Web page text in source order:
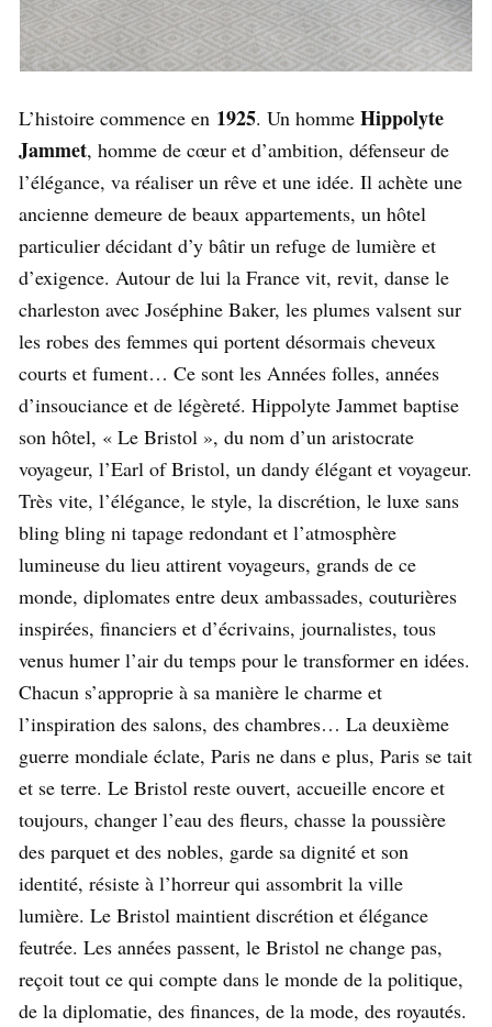
L’histoire commence en 1925. Un homme Hippolyte
Jammet, homme de cœur et d’ambition, défenseur de
l’élégance, va réaliser un rêve et une idée. Il achète une
ancienne demeure de beaux appartements, un hôtel
particulier décidant d’y bâtir un refuge de lumière et
d’exigence. Autour de lui la France vit, revit, danse le
charleston avec Joséphine Baker, les plumes valsent sur
les robes des femmes qui portent désormais cheveux
courts et fument… Ce sont les Années folles, années
d’insouciance et de légèreté. Hippolyte Jammet baptise
son hôtel, « Le Bristol », du nom d’un aristocrate
voyageur, l’Earl of Bristol, un dandy élégant et voyageur.
Très vite, l’élégance, le style, la discrétion, le luxe sans
bling bling ni tapage redondant et l’atmosphère
lumineuse du lieu attirent voyageurs, grands de ce
monde, diplomates entre deux ambassades, couturières
inspirées, financiers et d’écrivains, journalistes, tous
venus humer l’air du temps pour le transformer en idées.
Chacun s’approprie à sa manière le charme et
l’inspiration des salons, des chambres… La deuxième
guerre mondiale éclate, Paris ne dans e plus, Paris se tait
et se terre. Le Bristol reste ouvert, accueille encore et
toujours, changer l’eau des fleurs, chasse la poussière
des parquet et des nobles, garde sa dignité et son
identité, résiste à l’horreur qui assombrit la ville
lumière. Le Bristol maintient discrétion et élégance
feutrée. Les années passent, le Bristol ne change pas,
reçoit tout ce qui compte dans le monde de la politique,
de la diplomatie, des finances, de la mode, des royautés.